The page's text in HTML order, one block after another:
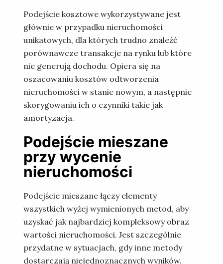
Podejście kosztowe wykorzystywane jest
głównie w przypadku nieruchomości
unikatowych, dla których trudno znaleźć
porównawcze transakcje na rynku lub które
nie generują dochodu. Opiera się na
oszacowaniu kosztów odtworzenia
nieruchomości w stanie nowym, a następnie
skorygowaniu ich o czynniki takie jak
amortyzacja.
Podejście mieszane
przy wycenie
nieruchomości
Podejście mieszane łączy elementy
wszystkich wyżej wymienionych metod, aby
uzyskać jak najbardziej kompleksowy obraz
wartości nieruchomości. Jest szczególnie
przydatne w sytuacjach, gdy inne metody
dostarczają niejednoznacznych wyników.